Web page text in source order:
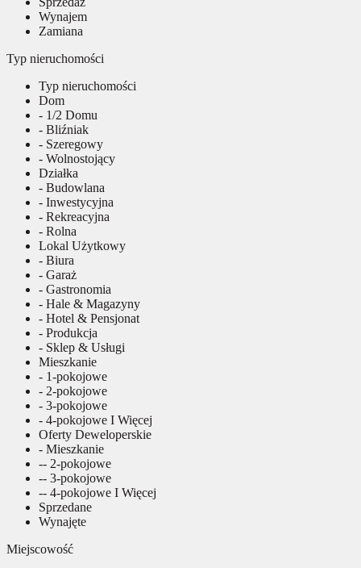
Wynajem
Zamiana
Typ nieruchomości
Typ nieruchomości
Dom
- 1/2 Domu
- Bliźniak
- Szeregowy
- Wolnostojący
Działka
- Budowlana
- Inwestycyjna
- Rekreacyjna
- Rolna
Lokal Użytkowy
- Biura
- Garaż
- Gastronomia
- Hale & Magazyny
- Hotel & Pensjonat
- Produkcja
- Sklep & Usługi
Mieszkanie
- 1-pokojowe
- 2-pokojowe
- 3-pokojowe
- 4-pokojowe I Więcej
Oferty Deweloperskie
- Mieszkanie
-- 2-pokojowe
-- 3-pokojowe
-- 4-pokojowe I Więcej
Sprzedane
Wynajęte
Miejscowość